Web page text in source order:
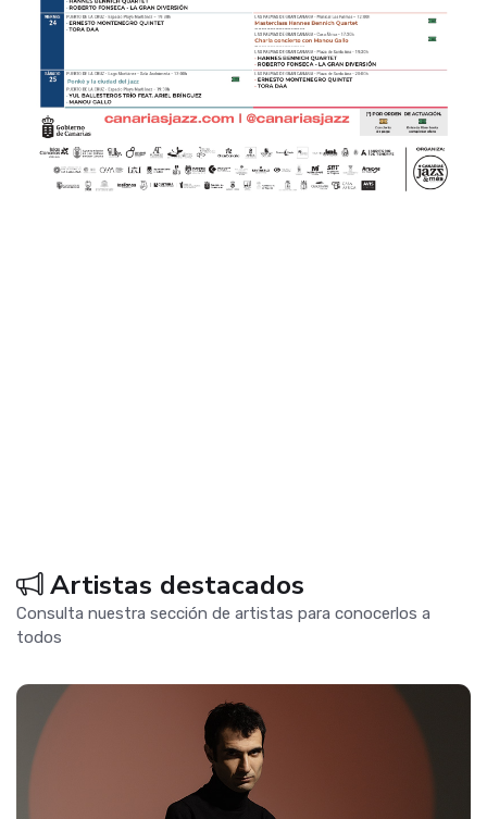
Artistas destacados
Consulta nuestra sección de artistas para conocerlos a
todos